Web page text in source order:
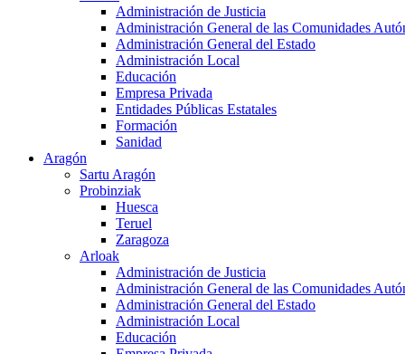
Administración de Justicia
Administración General de las Comunidades
Administración General del Estado
Administración Local
Educación
Empresa Privada
Entidades Públicas Estatales
Formación
Sanidad
Aragón
Sartu Aragón
Probinziak
Huesca
Teruel
Zaragoza
Arloak
Administración de Justicia
Administración General de las Comunidades
Administración General del Estado
Administración Local
Educación